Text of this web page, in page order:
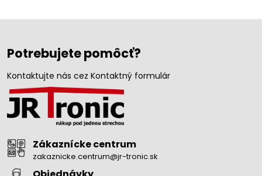
Potrebujete pomôcť?
Kontaktujte nás cez Kontaktný formulár
Zákaznícke centrum
zakaznicke.centrum@jr-tronic.sk